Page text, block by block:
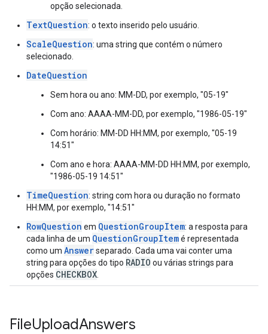
opção selecionada.
TextQuestion: o texto inserido pelo usuário.
ScaleQuestion: uma string que contém o número
selecionado.
DateQuestion
Sem hora ou ano: MM-DD, por exemplo, "05-19"
Com ano: AAAA-MM-DD, por exemplo, "1986-05-19"
Com horário: MM-DD HH:MM, por exemplo, "05-19
14:51"
Com ano e hora: AAAA-MM-DD HH:MM, por exemplo,
"1986-05-19 14:51"
TimeQuestion: string com hora ou duração no formato
HH:MM, por exemplo, "14:51"
RowQuestion em QuestionGroupItem: a resposta para
cada linha de um QuestionGroupItemé representada
como um Answerseparado. Cada uma vai conter uma
string para opções do tipo RADIO ou várias strings para
opções CHECKBOX
FileUploadAnswers